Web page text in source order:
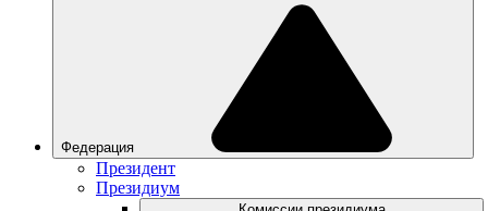
Федерация
Президент
Президиум